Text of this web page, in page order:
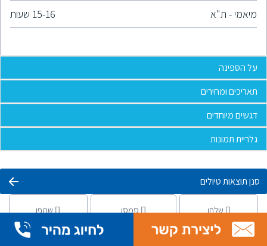
מיאמי - ת"א
15-16 שעות
על הספינה
תאריכים ומחירים
דגשים מיוחדים
גלריית תמונות
סנן תוצאות טיולים
שתפו סמסו שלחו